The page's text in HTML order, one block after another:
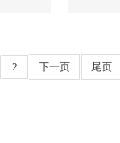
2 下一页 尾页